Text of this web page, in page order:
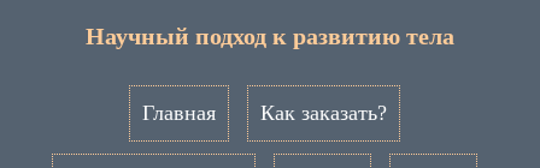
Научный подход к развитию тела
Главная Как заказать?